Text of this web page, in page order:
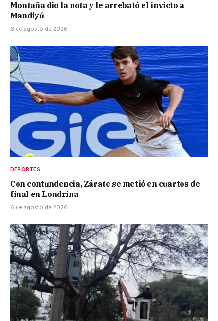
Montaña dio la nota y le arrebató el invicto a
Mandiyú
6 de agosto de 2026
DEPORTES
Con contundencia, Zárate se metió en cuartos de
final en Londrina
6 de agosto de 2026